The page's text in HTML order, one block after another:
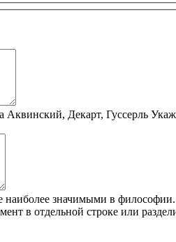
Декарт, Гуссерль
значимыми в
в отдельной строке или